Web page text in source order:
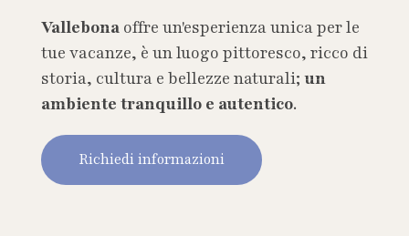
Vallebona offre un'esperienza unica per le
tue vacanze, è un luogo pittoresco, ricco di
storia, cultura e bellezze naturali; un
ambiente tranquillo e autentico.
Richiedi informazioni